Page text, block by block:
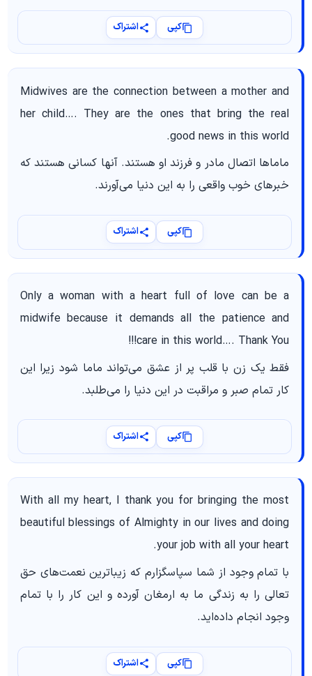
کپی اشتراک
Midwives are the connection between a mother and
her child…. They are the ones that bring the real
good news in this world.
ماماها اتصال مادر و فرزند او هستند. آنها کسانی هستند که
خبرهای خوب واقعی را به این دنیا می‌آورند.
کپی اشتراک
Only a woman with a heart full of love can be a
midwife because it demands all the patience and
care in this world…. Thank You!!!
فقط یک زن با قلب پر از عشق می‌تواند ماما شود زیرا این
کار تمام صبر و مراقبت در این دنیا را می‌طلبد.
کپی اشتراک
With all my heart, I thank you for bringing the most
beautiful blessings of Almighty in our lives and doing
your job with all your heart.
با تمام وجود از شما سپاسگزارم که زیباترین نعمت‌های حق
تعالی را به زندگی ما به ارمغان آورده و این کار را با تمام
وجود انجام داده‌اید.
کپی اشتراک